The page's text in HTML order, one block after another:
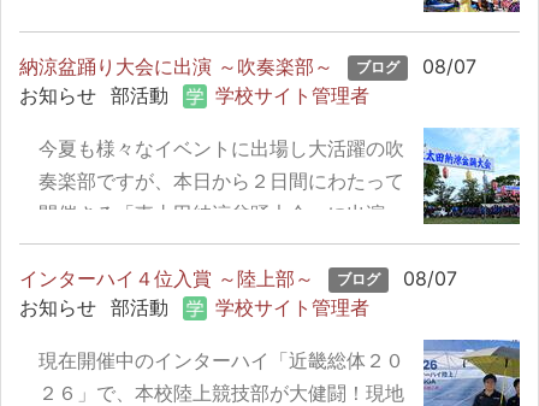
広げ、真夏のお祭りを盛り上げました。
納涼盆踊り大会に出演 ～吹奏楽部～
ブログ
08/07
お知らせ 部活動 学校サイト管理者
今夏も様々なイベントに出場し大活躍の吹
奏楽部ですが、本日から２日間にわたって
開催さる「東太田納涼盆踊大会」に出演。
厳選されたレパートリーは、公園に集まる
町内の方々を見事に魅了しました。
インターハイ４位入賞 ～陸上部～ ブログ
08/07
お知らせ 部活動 学校サイト管理者
現在開催中のインターハイ「近畿総体２０
２６」で、本校陸上競技部が大健闘！現地